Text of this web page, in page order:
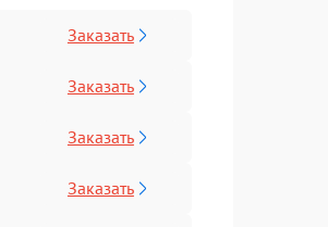
Заказать
Заказать
Заказать
Заказать